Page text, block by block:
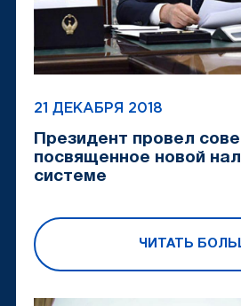
21 ДЕКАБРЯ 2018
Президент провел
посвященное новой
системе
ЧИТАТЬ